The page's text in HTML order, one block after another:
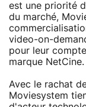
est une priorité
du marché,
video-on-
pour leur
marque NetCine.
Avec le rachat
Moviesystem